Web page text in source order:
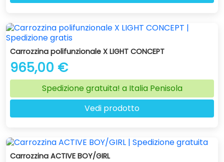
Carrozzina polifunzionale X LIGHT CONCEPT
965,00 €
Spedizione gratuita! a Italia Penisola
Vedi prodotto
Carrozzina ACTIVE BOY/GIRL